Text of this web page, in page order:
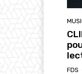
FDS